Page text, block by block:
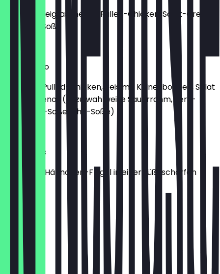
Frittierte Teigtasche mit Pulled-Chicken, Salat-Creme
und Jerk-Soße
5,50 €
Jerk Burrito
Wrap mit Pulled-Chicken, Reis mit Kidneybohnen, Salat
und Jalapenos (dazu wahlweise Sauerrahm, Jerk-
Soße, BBQ-Soße, Chili-Soße)
6,50 €
Jerk Wings
5 gegrillte Hähnchen-Flügel in einer süß-scharfen
Soße